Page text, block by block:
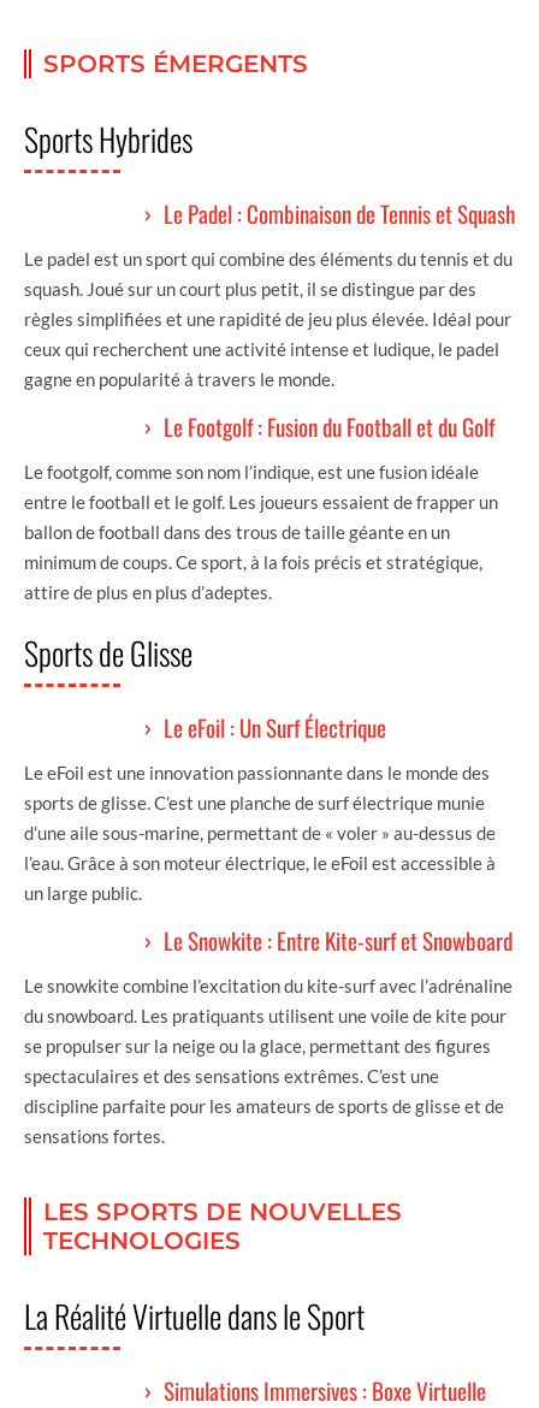
SPORTS ÉMERGENTS
Sports Hybrides
Le Padel : Combinaison de Tennis et Squash
Le padel est un sport qui combine des éléments du tennis et du
squash. Joué sur un court plus petit, il se distingue par des
règles simplifiées et une rapidité de jeu plus élevée. Idéal pour
ceux qui recherchent une activité intense et ludique, le padel
gagne en popularité à travers le monde.
Le Footgolf : Fusion du Football et du Golf
Le footgolf, comme son nom l’indique, est une fusion idéale
entre le football et le golf. Les joueurs essaient de frapper un
ballon de football dans des trous de taille géante en un
minimum de coups. Ce sport, à la fois précis et stratégique,
attire de plus en plus d’adeptes.
Sports de Glisse
Le eFoil : Un Surf Électrique
Le eFoil est une innovation passionnante dans le monde des
sports de glisse. C’est une planche de surf électrique munie
d’une aile sous-marine, permettant de « voler » au-dessus de
l’eau. Grâce à son moteur électrique, le eFoil est accessible à
un large public.
Le Snowkite : Entre Kite-surf et Snowboard
Le snowkite combine l’excitation du kite-surf avec l’adrénaline
du snowboard. Les pratiquants utilisent une voile de kite pour
se propulser sur la neige ou la glace, permettant des figures
spectaculaires et des sensations extrêmes. C’est une
discipline parfaite pour les amateurs de sports de glisse et de
sensations fortes.
LES SPORTS DE NOUVELLES
TECHNOLOGIES
La Réalité Virtuelle dans le Sport
Simulations Immersives : Boxe Virtuelle